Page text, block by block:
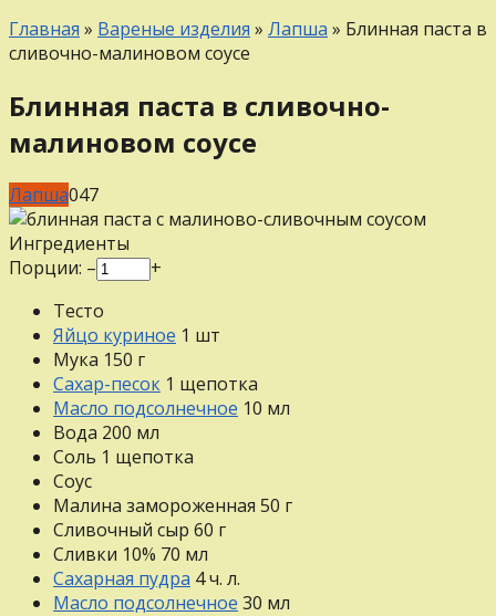
Главная » Вареные изделия » Лапша » Блинная паста в
сливочно-малиновом соусе
Блинная паста в сливочно-
малиновом соусе
Лапша047
Ингредиенты
Порции: –
+
Тесто
Яйцо куриное 1 шт
Мука 150 г
Сахар-песок 1 щепотка
Масло подсолнечное 10 мл
Вода 200 мл
Соль 1 щепотка
Соус
Малина замороженная 50 г
Сливочный сыр 60 г
Сливки 10% 70 мл
Сахарная пудра 4ч. л.
Масло подсолнечное 30 мл